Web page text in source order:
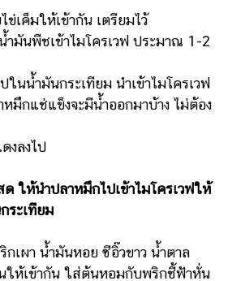
เค็มให้เข้ากัน เตรียมไว้
มันพืชเข้าไมโครเวฟ ประมาณ 1-2
นน้ำมันกระเทียม นำเข้าไมโครเวฟ
มึกแช่แข็งจะมีน้ำออกมาบ้าง ไม่ต้อง
งลงไป
ห้นำปลาหมึกไปเข้าไมโครเวฟให้
ระเทียม
เผา น้ำมันหอย ซีอิ๊วขาว น้ำตาล
ให้เข้ากัน ใส่ต้นหอมกับพริกชี้ฟ้าหั่น